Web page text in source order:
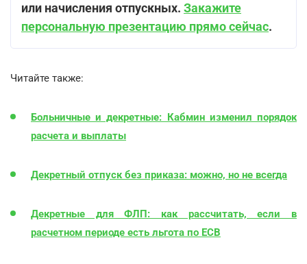
или начисления отпускных. Закажите
персональную презентацию прямо сейчас.
Читайте также:
Больничные и декретные: Кабмин изменил порядок
расчета и выплаты
Декретный отпуск без приказа: можно, но не всегда
Декретные для ФЛП: как рассчитать, если в
расчетном периоде есть льгота по ЕСВ